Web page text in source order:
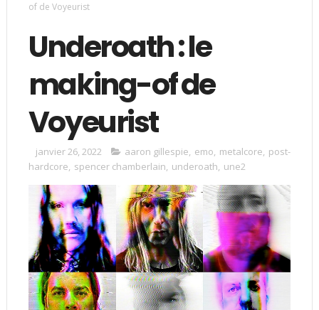
of de Voyeurist
Underoath : le
making-of de
Voyeurist
janvier 26, 2022 aaron gillespie, emo, metalcore, post-
hardcore, spencer chamberlain, underoath, une2